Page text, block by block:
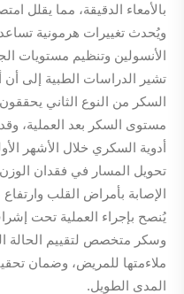
بالأمعاء الدقيقة، مما يقلل
ويُحدث تغييرات هرمونية
الأنسولين وتنظيم مستويات
السكر من النوع الثاني
مستوى السكر بعد العملية،
أدوية السكري خلال الأشهر
تحويل المسار في فقدان الوزن
الإصابة بأمراض القلب
يُنصح بإجراء العملية تحت
وسكر متخصص لتقييم الحالة
ملاءمتها للمريض، وضمان
المدى الطويل.